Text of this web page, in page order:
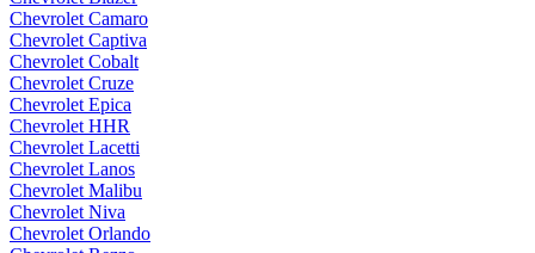
Chevrolet Camaro
Chevrolet Captiva
Chevrolet Cobalt
Chevrolet Cruze
Chevrolet Epica
Chevrolet HHR
Chevrolet Lacetti
Chevrolet Lanos
Chevrolet Malibu
Chevrolet Niva
Chevrolet Orlando